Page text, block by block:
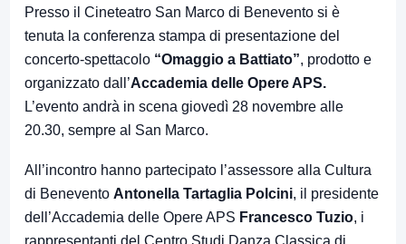
Presso il Cineteatro San Marco di Benevento si è
tenuta la conferenza stampa di presentazione del
concerto-spettacolo “Omaggio a Battiato”, prodotto e
organizzato dall’Accademia delle Opere APS.
L’evento andrà in scena giovedì 28 novembre alle
20.30, sempre al San Marco.
All’incontro hanno partecipato l’assessore alla Cultura
di Benevento Antonella Tartaglia Polcini, il presidente
dell’Accademia delle Opere APS Francesco Tuzio, i
rappresentanti del Centro Studi Danza Classica di